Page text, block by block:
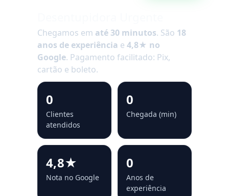
Chegamos em até 30 minutos. São 18
anos de experiência e 4,8★ no
Google. Pagamento facilitado: Pix,
cartão e boleto.
0
Clientes
atendidos
0
Chegada (min)
4,8★
Nota no Google
0
Anos de
experiência